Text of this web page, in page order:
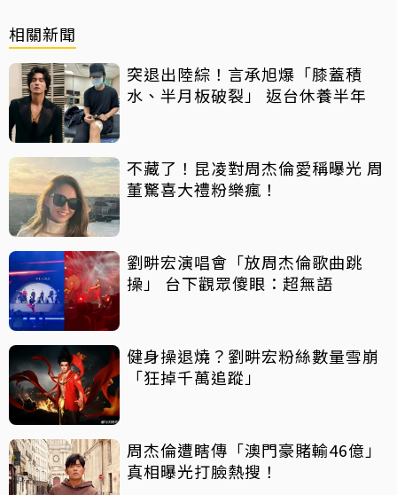
相關新聞
突退出陸綜！言承旭爆「膝蓋積
水、半月板破裂」 返台休養半年
不藏了！昆凌對周杰倫愛稱曝光 周
董驚喜大禮粉樂瘋！
劉畊宏演唱會「放周杰倫歌曲跳
操」 台下觀眾傻眼：超無語
健身操退燒？劉畊宏粉絲數量雪崩
「狂掉千萬追蹤」
周杰倫遭瞎傳「澳門豪賭輸46億」
真相曝光打臉熱搜！